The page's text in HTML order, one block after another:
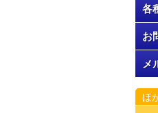
各
お
メ
ほ